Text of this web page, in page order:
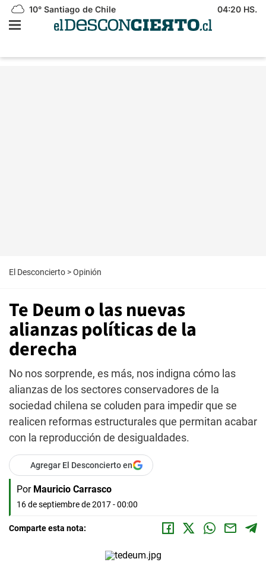
10° Santiago de Chile 04:20 HS.
El Desconcierto >Opinión
Te Deum o las nuevas
alianzas políticas de la
derecha
No nos sorprende, es más, nos indigna cómo las
alianzas de los sectores conservadores de la
sociedad chilena se coluden para impedir que se
realicen reformas estructurales que permitan acabar
con la reproducción de desigualdades.
Agregar El Desconcierto en
Por Mauricio Carrasco
16 de septiembre de 2017 - 00:00
Comparte esta nota: